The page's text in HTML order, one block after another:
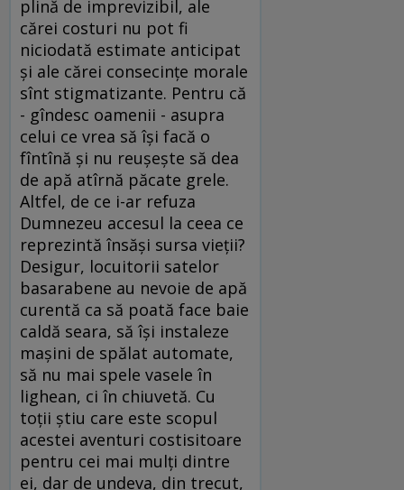
plină de imprevizibil, ale
cărei costuri nu pot fi
niciodată estimate anticipat
şi ale cărei consecinţe morale
sînt stigmatizante. Pentru că
- gîndesc oamenii - asupra
celui ce vrea să îşi facă o
fîntînă şi nu reuşeşte să dea
de apă atîrnă păcate grele.
Altfel, de ce i-ar refuza
Dumnezeu accesul la ceea ce
reprezintă însăşi sursa vieţii?
Desigur, locuitorii satelor
basarabene au nevoie de apă
curentă ca să poată face baie
caldă seara, să îşi instaleze
maşini de spălat automate,
să nu mai spele vasele în
lighean, ci în chiuvetă. Cu
toţii ştiu care este scopul
acestei aventuri costisitoare
pentru cei mai mulţi dintre
ei, dar de undeva, din trecut,